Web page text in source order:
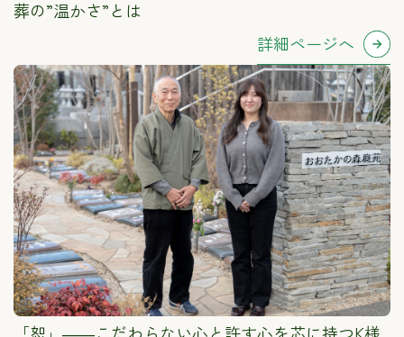
葬の”温かさ”とは
詳細ページへ